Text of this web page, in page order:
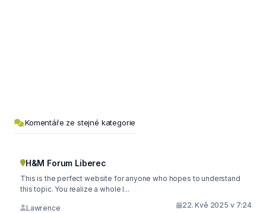
Komentáře ze stejné kategorie
H&M Forum Liberec
This is the perfect website for anyone who hopes to understand
this topic. You realize a whole l...
Lawrence 22. Kvě 2025 v 7:24